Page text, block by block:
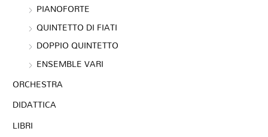
PIANOFORTE
QUINTETTO DI FIATI
DOPPIO QUINTETTO
ENSEMBLE VARI
ORCHESTRA
DIDATTICA
LIBRI